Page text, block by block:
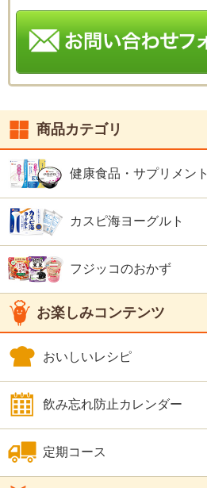
商品カテゴリ
健康食品・サプリメント
カスピ海ヨーグルト
フジッコのおかず
お楽しみコンテンツ
おいしいレシピ
飲み忘れ防止カレンダー
定期コース